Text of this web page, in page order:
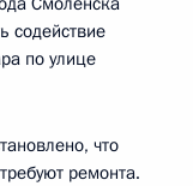
содействие
по улице
что
ремонта.